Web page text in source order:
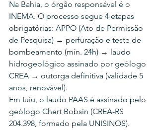
Na Bahia, o órgão responsável é o
INEMA. O processo segue 4 etapas
obrigatórias: APPO (Ato de Permissão
de Pesquisa) → perfuração e teste de
bombeamento (mín. 24h) → laudo
hidrogeológico assinado por geólogo
CREA → outorga definitiva (validade 5
anos, renovável).
Em Iuiu, o laudo PAAS é assinado pelo
geólogo Chert Bobsin (CREA-RS
204.398, formado pela UNISINOS).